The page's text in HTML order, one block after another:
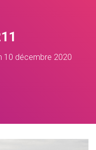
10 décembre 2020